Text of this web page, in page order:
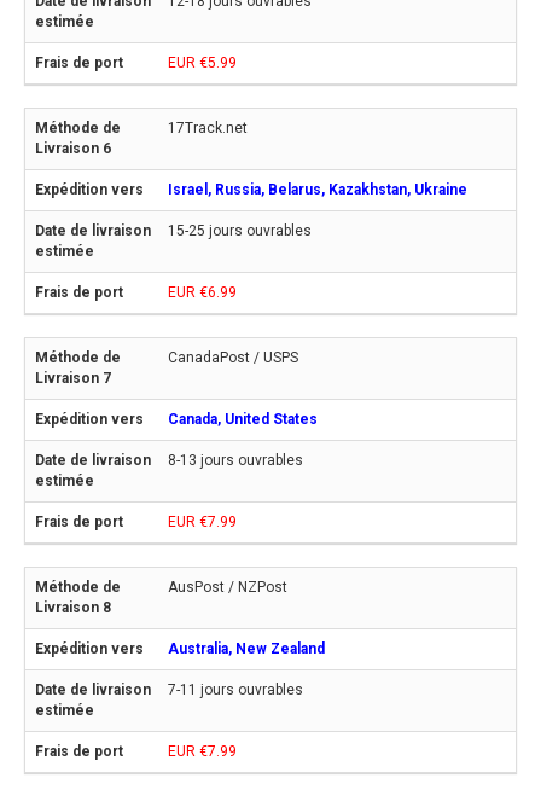
EUR €5.99
17Track.net
Israel, Russia, Belarus, Kazakhstan, Ukraine
15-25 jours ouvrables
EUR €6.99
CanadaPost / USPS
Canada, United States
8-13 jours ouvrables
EUR €7.99
AusPost / NZPost
Australia, New Zealand
7-11 jours ouvrables
EUR €7.99